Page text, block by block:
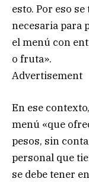
esto. Por eso
necesaria para
el menú con
o fruta».
Advertisement
En ese
menú «que
pesos, sin
personal que
se debe tener